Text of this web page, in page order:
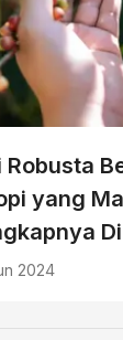
Robusta
yang
2024